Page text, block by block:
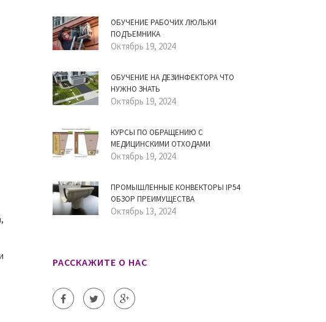
ОБУЧЕНИЕ РАБОЧИХ ЛЮЛЬКИ
ПОДЪЕМНИКА
Октябрь 19, 2024
ОБУЧЕНИЕ НА ДЕЗИНФЕКТОРА ЧТО
НУЖНО ЗНАТЬ
Октябрь 19, 2024
КУРСЫ ПО ОБРАЩЕНИЮ С
МЕДИЦИНСКИМИ ОТХОДАМИ
Октябрь 19, 2024
ПРОМЫШЛЕННЫЕ КОНВЕКТОРЫ IP54
ОБЗОР ПРЕИМУЩЕСТВА
Октябрь 13, 2024
РАССКАЖИТЕ О НАС